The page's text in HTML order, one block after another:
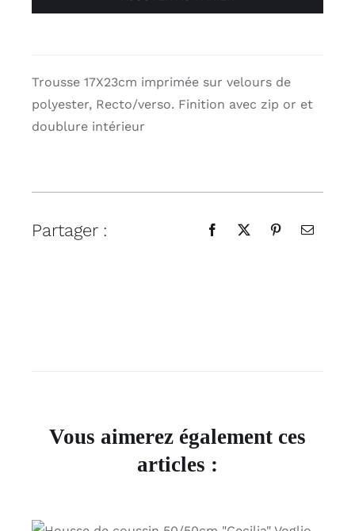
17/23xm
Bene
Trousse 17X23cm imprimée sur velours de
polyester, Recto/verso. Finition avec zip or et
doublure intérieur
Partager :
Vous aimerez également ces
articles :